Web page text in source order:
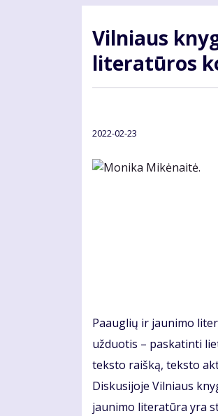
Vilniaus
literatūros
2022-02-23
Paauglių ir jaunimo
užduotis – paskatinti
teksto raišką, teksto
Diskusijoje Vilniaus
jaunimo literatūra yra